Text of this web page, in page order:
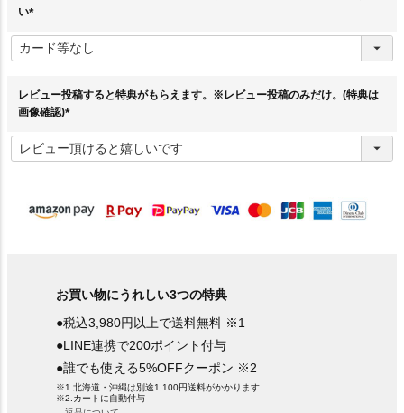
い
必
須
レビュー投稿すると特典がもらえます。※レビュー投稿のみだけ。(特典は
画像確認)
必
須
お買い物にうれしい3つの特典
●税込3,980円以上で送料無料 ※1
●LINE連携で200ポイント付与
●誰でも使える5%OFFクーポン ※2
※1.北海道・沖縄は別途1,100円送料がかかります
※2.カートに自動付与